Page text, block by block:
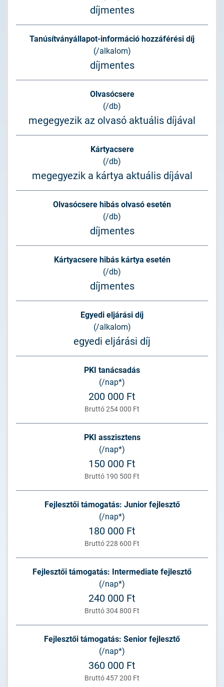
díjmentes
Tanúsítványállapot-információ hozzáférési díj
(/alkalom)
díjmentes
Olvasócsere
(/db)
megegyezik az olvasó aktuális díjával
Kártyacsere
(/db)
megegyezik a kártya aktuális díjával
Olvasócsere hibás olvasó esetén
(/db)
díjmentes
Kártyacsere hibás kártya esetén
(/db)
díjmentes
Egyedi eljárási díj
(/alkalom)
egyedi eljárási díj
PKI tanácsadás
(/nap*)
200 000 Ft
Bruttó 254 000 Ft
PKI asszisztens
(/nap*)
150 000 Ft
Bruttó 190 500 Ft
Fejlesztői támogatás: Junior fejlesztő
(/nap*)
180 000 Ft
Bruttó 228 600 Ft
Fejlesztői támogatás: Intermediate fejlesztő
(/nap*)
240 000 Ft
Bruttó 304 800 Ft
Fejlesztői támogatás: Senior fejlesztő
(/nap*)
360 000 Ft
Bruttó 457 200 Ft